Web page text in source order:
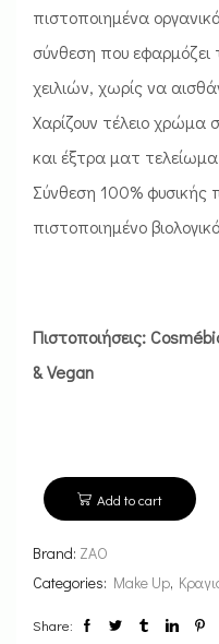
πιστοποιημένα
σύνθεση που
χειλιών, χωρίς να
Χαρίζουν τέλειο χρώμα
και έξτρα ματ
Σύνθεση 100% φυσικής
πιστοποιημένο
Πιστοποιήσεις:
& Vegan
Add to cart
Brand: ZAO
Categories: Make Up,
Share: